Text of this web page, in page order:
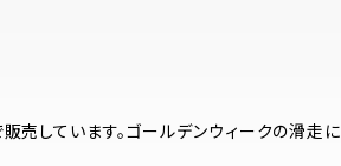
販売しています。ゴールデンウィークの滑走に